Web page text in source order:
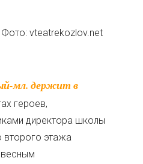
Фото: vteatrekozlov.net
героев,
директора школы
этажа